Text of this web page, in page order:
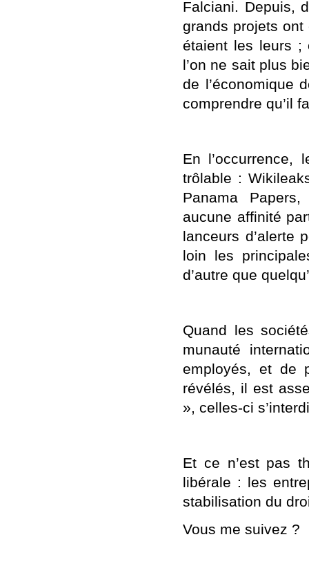
Falciani. Depuis,
grands projets
étaient les leurs ;
l’on ne sait plus
de l’économique
comprendre qu’il
En l’occurrence,
trôlable :
Panama
aucune affinité
lanceurs d’alerte
loin les
d’autre que
Quand les
munauté
employés, et de
révélés, il est
», celles-ci
Et ce n’est pas
libérale : les
stabilisation du
Vous me suivez ?